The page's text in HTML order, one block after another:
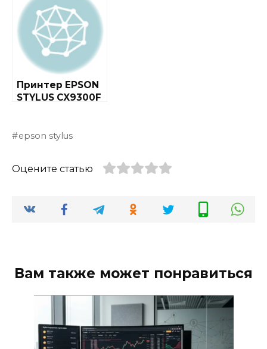
Принтер EPSON
STYLUS CX9300F
epson stylus
Оцените статью
Вам также может понравиться